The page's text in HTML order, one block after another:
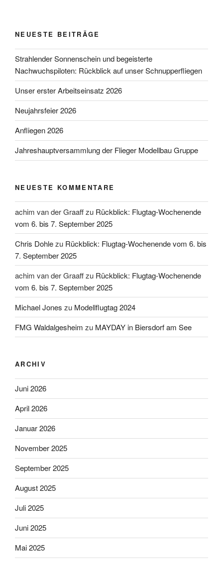
NEUESTE BEITRÄGE
Strahlender Sonnenschein und begeisterte
Nachwuchspiloten: Rückblick auf unser Schnupperfliegen
Unser erster Arbeitseinsatz 2026
Neujahrsfeier 2026
Anfliegen 2026
Jahreshauptversammlung der Flieger Modellbau Gruppe
NEUESTE KOMMENTARE
achim van der Graaffzu Rückblick: Flugtag-Wochenende
vom 6. bis 7. September 2025
Chris Dohlezu Rückblick: Flugtag-Wochenende vom 6. bis
7. September 2025
achim van der Graaffzu Rückblick: Flugtag-Wochenende
vom 6. bis 7. September 2025
Michael Jones zu Modellflugtag 2024
FMG Waldalgesheim zu MAYDAY in Biersdorf am See
ARCHIV
Juni 2026
April 2026
Januar 2026
November 2025
September 2025
August 2025
Juli 2025
Juni 2025
Mai 2025